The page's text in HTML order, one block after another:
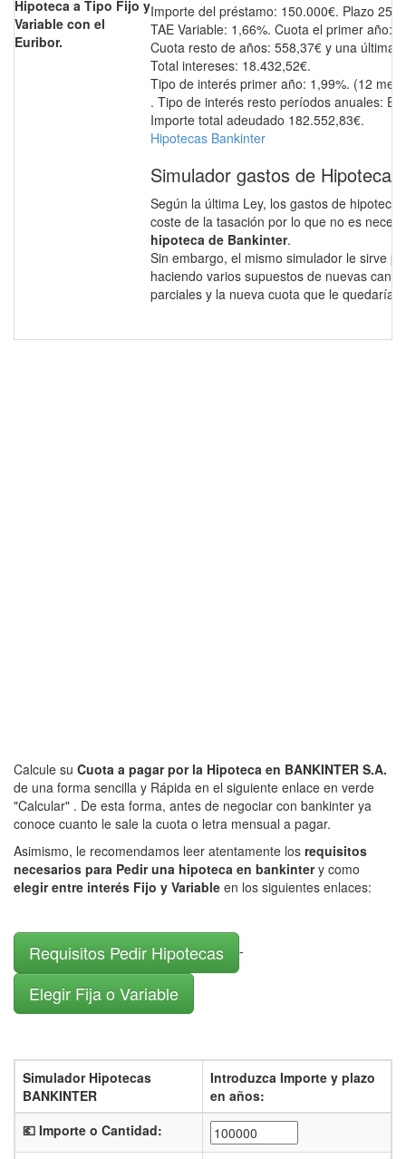
Hipoteca a Tipo Fijo y
Variable con el
Euribor.
Importe del préstamo: 150.000€. Plazo 25
TAE Variable: 1,66%. Cuota el primer año:
Cuota resto de años: 558,37€ y una última
Total intereses: 18.432,52€.
Tipo de interés primer año: 1,99%. (12
. Tipo de interés resto períodos anuales:
Importe total adeudado 182.552,83€.
Hipotecas Bankinter
Simulador gastos de Hipoteca
Según la última Ley, los gastos de
coste de la tasación por lo que no es
hipoteca de Bankinter.
Sin embargo, el mismo simulador le sirve
haciendo varios supuestos de nuevas
parciales y la nueva cuota que le quedaría.
Calcule su Cuota a pagar por la Hipoteca en BANKINTER S.A.
de una forma sencilla y Rápida en el siguiente enlace en verde
"Calcular" . De esta forma, antes de negociar con bankinter ya
conoce cuanto le sale la cuota o letra mensual a pagar.
Asimismo, le recomendamos leer atentamente los requisitos
necesarios para Pedir una hipoteca en bankintery como
elegir entre interés Fijo y Variable en los siguientes enlaces:
Requisitos Pedir Hipotecas -
Elegir Fija o Variable
Simulador Hipotecas
BANKINTER
Introduzca Importe y plazo
en años:
💶 Importe o Cantidad: